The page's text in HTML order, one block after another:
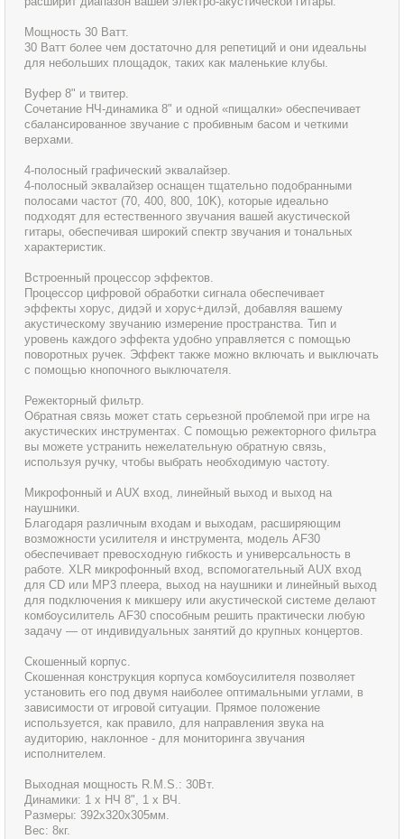
Мощность 30 Ватт.
30 Ватт более чем достаточно для репетиций и они идеальны
для небольших площадок, таких как маленькие клубы.
Вуфер 8" и твитер.
Сочетание НЧ-динамика 8" и одной «пищалки» обеспечивает
сбалансированное звучание с пробивным басом и четкими
верхами.
4-полосный графический эквалайзер.
4-полосный эквалайзер оснащен тщательно подобранными
полосами частот (70, 400, 800, 10K), которые идеально
подходят для естественного звучания вашей акустической
гитары, обеспечивая широкий спектр звучания и тональных
характеристик.
Встроенный процессор эффектов.
Процессор цифровой обработки сигнала обеспечивает
эффекты хорус, дидэй и хорус+дилэй, добавляя вашему
акустическому звучанию измерение пространства. Тип и
уровень каждого эффекта удобно управляется с помощью
поворотных ручек. Эффект также можно включать и выключать
с помощью кнопочного выключателя.
Режекторный фильтр.
Обратная связь может стать серьезной проблемой при игре на
акустических инструментах. С помощью режекторного фильтра
вы можете устранить нежелательную обратную связь,
используя ручку, чтобы выбрать необходимую частоту.
Микрофонный и AUX вход, линейный выход и выход на
наушники.
Благодаря различным входам и выходам, расширяющим
возможности усилителя и инструмента, модель AF30
обеспечивает превосходную гибкость и универсальность в
работе. XLR микрофонный вход, вспомогательный AUX вход
для CD или MP3 плеера, выход на наушники и линейный выход
для подключения к микшеру или акустической системе делают
комбоусилитель AF30 способным решить практически любую
задачу — от индивидуальных занятий до крупных концертов.
Скошенный корпус.
Скошенная конструкция корпуса комбоусилителя позволяет
установить его под двумя наиболее оптимальными углами, в
зависимости от игровой ситуации. Прямое положение
используется, как правило, для направления звука на
аудиторию, наклонное - для мониторинга звучания
исполнителем.
Выходная мощность R.M.S.: 30Вт.
Динамики: 1 х НЧ 8", 1 х ВЧ.
Размеры: 392х320х305мм.
Вес: 8кг.